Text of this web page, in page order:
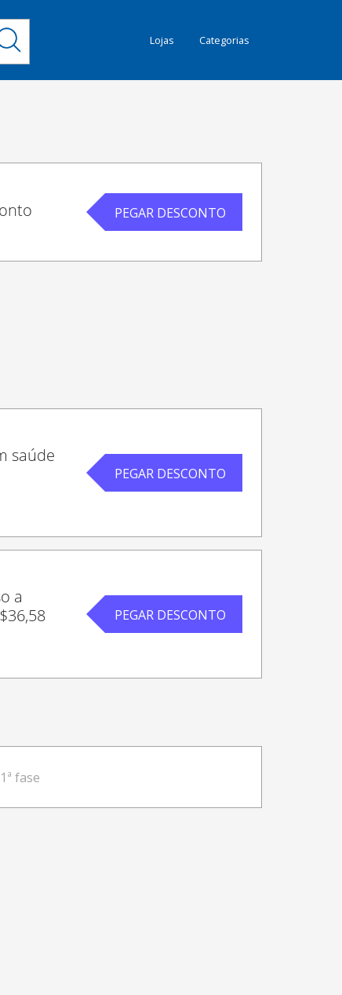
Lojas Categorias
PEGAR DESCONTO
saúde
PEGAR DESCONTO
a
PEGAR DESCONTO
fase